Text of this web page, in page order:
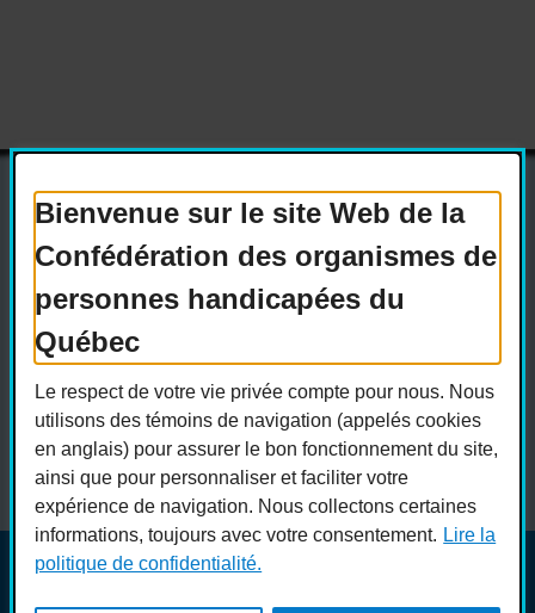
Bienvenue sur le site Web de la
Confédération des organismes de
personnes handicapées du
Québec
Le respect de votre vie privée compte pour nous. Nous
utilisons des témoins de navigation (appelés cookies
en anglais) pour assurer le bon fonctionnement du site,
ainsi que pour personnaliser et faciliter votre
expérience de navigation. Nous collectons certaines
informations, toujours avec votre consentement. Lire la
politique de confidentialité.
Actualités
Devenir membre
Nous joindre
Nous recrutons
Guide sur l’accessibilité universelle
FAQ